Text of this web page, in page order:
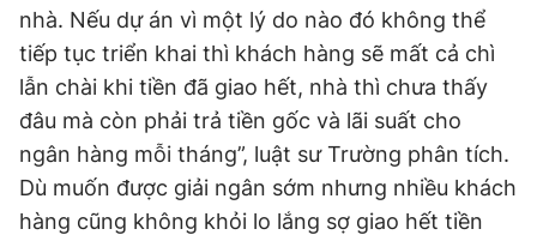
nhà. Nếu dự án vì một lý do nào đó không thể
tiếp tục triển khai thì khách hàng sẽ mất cả chì
lẫn chài khi tiền đã giao hết, nhà thì chưa thấy
đâu mà còn phải trả tiền gốc và lãi suất cho
ngân hàng mỗi tháng”, luật sư Trường phân tích.
Dù muốn được giải ngân sớm nhưng nhiều khách
hàng cũng không khỏi lo lắng sợ giao hết tiền